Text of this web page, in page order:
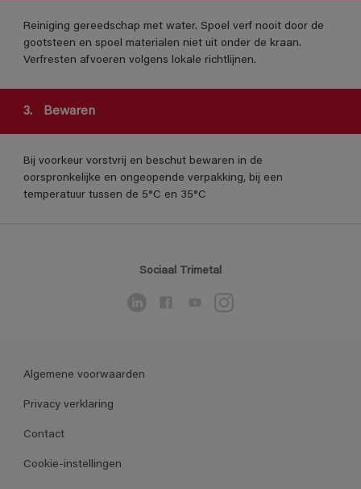
Reiniging gereedschap met water. Spoel verf nooit door de
gootsteen en spoel materialen niet uit onder de kraan.
Verfresten afvoeren volgens lokale richtlijnen.
3. Bewaren
Bij voorkeur vorstvrij en beschut bewaren in de
oorspronkelijke en ongeopende verpakking, bij een
temperatuur tussen de 5°C en 35°C
Sociaal Trimetal
Algemene voorwaarden
Privacy verklaring
Contact
Cookie-instellingen